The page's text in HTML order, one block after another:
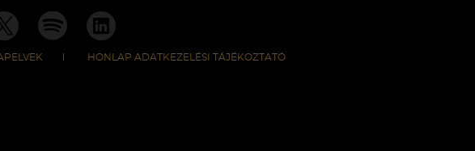
HONLAP ADATKEZELÉSI TÁJÉKOZTATÓ